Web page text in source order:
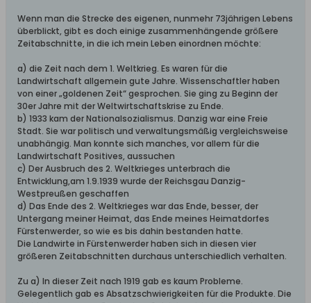
Wenn man die Strecke des eigenen, nunmehr 73jährigen Lebens
überblickt, gibt es doch einige zusammenhängende größere
Zeitabschnitte, in die ich mein Leben einordnen möchte:
a) die Zeit nach dem 1. Weltkrieg. Es waren für die
Landwirtschaft allgemein gute Jahre. Wissenschaftler haben
von einer „goldenen Zeit“ gesprochen. Sie ging zu Beginn der
30er Jahre mit der Weltwirtschaftskrise zu Ende.
b) 1933 kam der Nationalsozialismus. Danzig war eine Freie
Stadt. Sie war politisch und verwaltungsmäßig vergleichsweise
unabhängig. Man konnte sich manches, vor allem für die
Landwirtschaft Positives, aussuchen
c) Der Ausbruch des 2. Weltkrieges unterbrach die
Entwicklung,am 1.9.1939 wurde der Reichsgau Danzig-
Westpreußen geschaffen
d) Das Ende des 2. Weltkrieges war das Ende, besser, der
Untergang meiner Heimat, das Ende meines Heimatdorfes
Fürstenwerder, so wie es bis dahin bestanden hatte.
Die Landwirte in Fürstenwerder haben sich in diesen vier
größeren Zeitabschnitten durchaus unterschiedlich verhalten.
Zu a) In dieser Zeit nach 1919 gab es kaum Probleme.
Gelegentlich gab es Absatzschwierigkeiten für die Produkte. Die